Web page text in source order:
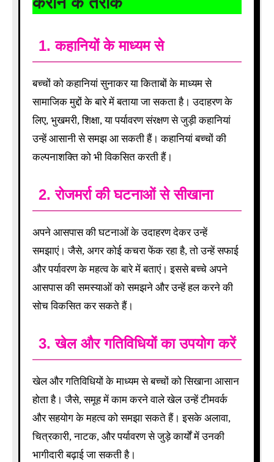
1.कहानियों के माध्यम से
बच्चों को कहानियां सुनाकर या किताबों के माध्यम से
सामाजिक मुद्दों के बारे में बताया जा सकता है। उदाहरण के
लिए, भुखमरी, शिक्षा, या पर्यावरण संरक्षण से जुड़ी कहानियां
उन्हें आसानी से समझ आ सकती हैं। कहानियां बच्चों की
कल्पनाशक्ति को भी विकसित करती हैं।
2.रोजमर्रा की घटनाओं से सीखाना
अपने आसपास की घटनाओं के उदाहरण देकर उन्हें
समझाएं। जैसे, अगर कोई कचरा फेंक रहा है, तो उन्हें सफाई
और पर्यावरण के महत्व के बारे में बताएं। इससे बच्चे अपने
आसपास की समस्याओं को समझने और उन्हें हल करने की
सोच विकसित कर सकते हैं।
3.खेल और गतिविधियों का उपयोग करें
खेल और गतिविधियों के माध्यम से बच्चों को सिखाना आसान
होता है। जैसे, समूह में काम करने वाले खेल उन्हें टीमवर्क
और सहयोग के महत्व को समझा सकते हैं। इसके अलावा,
चित्रकारी, नाटक, और पर्यावरण से जुड़े कार्यों में उनकी
भागीदारी बढ़ाई जा सकती है।